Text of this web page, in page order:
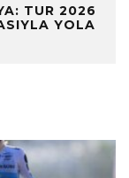
TUR 2026
YOLA